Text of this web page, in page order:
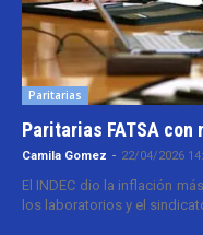
Paritarias
Paritarias FATSA con
Camila Gomez - 22/04/2026
El INDEC dio la inflación
los laboratorios y el